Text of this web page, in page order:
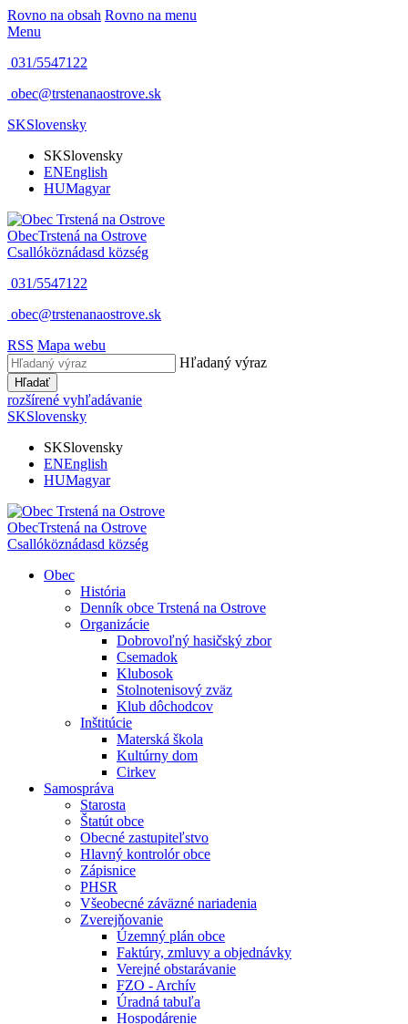
Rovno na obsah Rovno na menu
Menu
031/5547122
obec@trstenanaostrove.sk
SKSlovensky
SKSlovensky
ENEnglish
HUMagyar
ObecTrstená na Ostrove
Csallóköznádasd község
031/5547122
obec@trstenanaostrove.sk
RSS Mapa webu
Hľadaný výraz
Hľadať
rozšírené vyhľadávanie
SKSlovensky
SKSlovensky
ENEnglish
HUMagyar
ObecTrstená na Ostrove
Csallóköznádasd község
Obec
História
Denník obce Trstená na Ostrove
Organizácie
Dobrovoľný hasičský zbor
Csemadok
Klubosok
Stolnotenisový zväz
Klub dôchodcov
Inštitúcie
Materská škola
Kultúrny dom
Cirkev
Samospráva
Starosta
Štatút obce
Obecné zastupiteľstvo
Hlavný kontrolór obce
Zápisnice
PHSR
Všeobecné záväzné nariadenia
Zverejňovanie
Územný plán obce
Faktúry, zmluvy a objednávky
Verejné obstarávanie
FZO - Archív
Úradná tabuľa
Hospodárenie